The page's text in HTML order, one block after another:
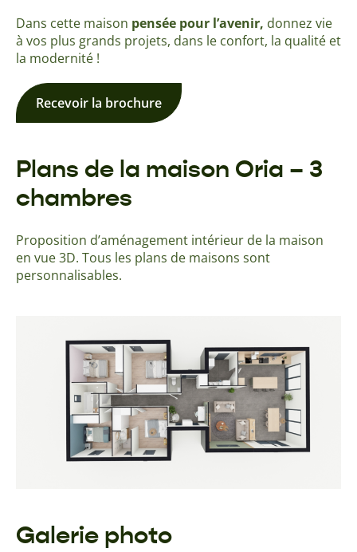
Dans cette maison pensée pour l’avenir, donnez vie
à vos plus grands projets, dans le confort, la qualité et
la modernité !
Recevoir la brochure
Plans de la maison Oria – 3
chambres
Proposition d’aménagement intérieur de la maison
en vue 3D. Tous les plans de maisons sont
personnalisables.
Galerie photo